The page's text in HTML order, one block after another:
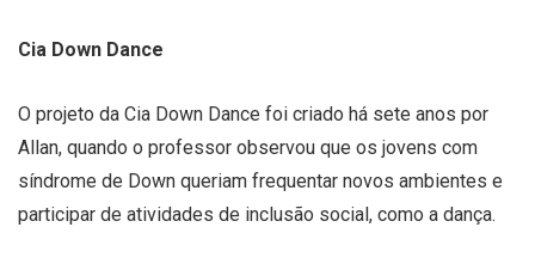
Cia Down Dance
O projeto da Cia Down Dance foi criado há sete anos por
Allan, quando o professor observou que os jovens com
síndrome de Down queriam frequentar novos ambientes e
participar de atividades de inclusão social, como a dança.